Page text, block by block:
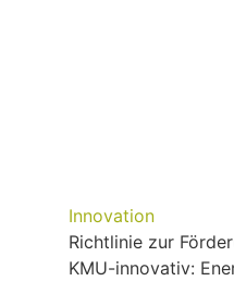
Innovation
Richtlinie zur
KMU-innovativ: